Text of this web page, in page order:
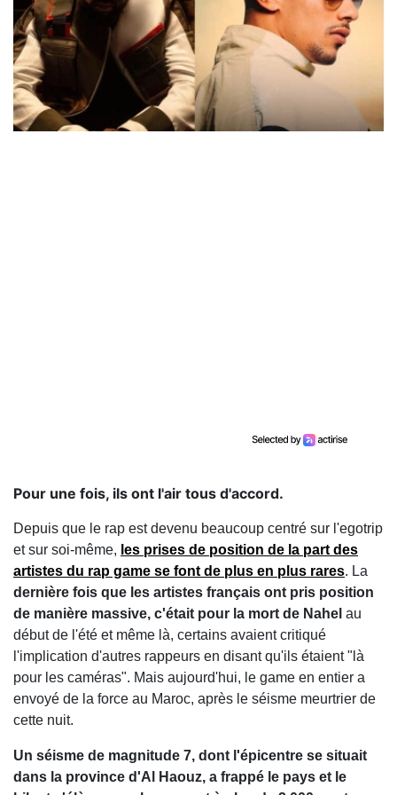
Pour une fois, ils ont l'air tous d'accord.
Depuis que le rap est devenu beaucoup centré sur l'egotrip
et sur soi-même, les prises de position de la part des
artistes du rap game se font de plus en plus rares. La
dernière fois que les artistes français ont pris position
de manière massive, c'était pour la mort de Nahel au
début de l'été et même là, certains avaient critiqué
l'implication d'autres rappeurs en disant qu'ils étaient "là
pour les caméras". Mais aujourd'hui, le game en entier a
envoyé de la force au Maroc, après le séisme meurtrier de
cette nuit.
Un séisme de magnitude 7, dont l'épicentre se situait
dans la province d'Al Haouz, a frappé le pays et le